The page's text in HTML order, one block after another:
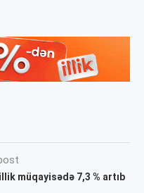
müqayisədə 7,3 % artıb